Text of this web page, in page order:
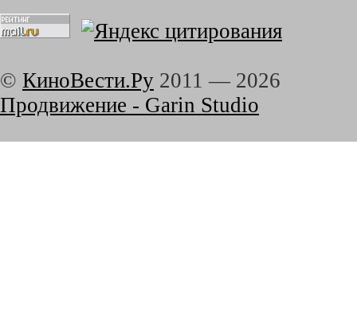
© КиноВести.Ру 2011 — 2026
Продвижение - Garin Studio